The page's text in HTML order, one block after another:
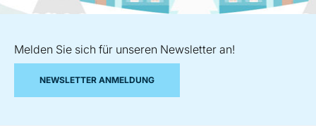
Melden Sie sich für unseren Newsletter an!
NEWSLETTER ANMELDUNG